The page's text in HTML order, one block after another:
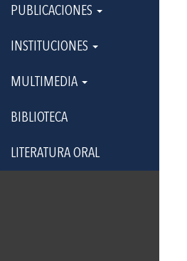
PUBLICACIONES
INSTITUCIONES
MULTIMEDIA
BIBLIOTECA
LITERATURA ORAL